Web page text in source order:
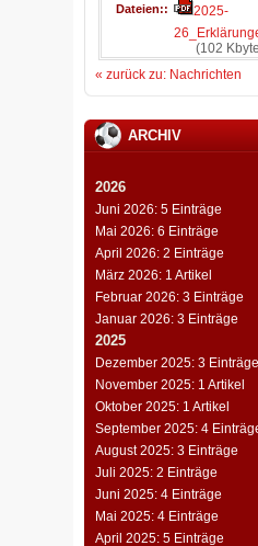
Dateien:
2025-
(102
« zurück zu: Nachrichten
ARCHIV
2026
Juni 2026: 5 Einträge
Mai 2026: 6 Einträge
April 2026: 2 Einträge
März 2026: 1 Artikel
Februar 2026: 3 Einträge
Januar 2026: 3 Einträge
2025
Dezember 2025: 3 Einträge
November 2025: 1 Artikel
Oktober 2025: 1 Artikel
September 2025: 4
August 2025: 3 Einträge
Juli 2025: 2 Einträge
Juni 2025: 4 Einträge
Mai 2025: 4 Einträge
April 2025: 5 Einträge